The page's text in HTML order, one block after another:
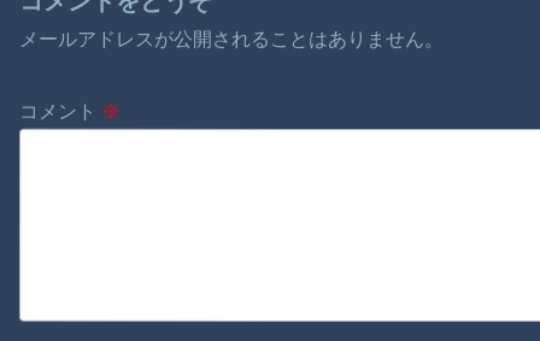
メールアドレスが公開されることはありません。
コメント ※